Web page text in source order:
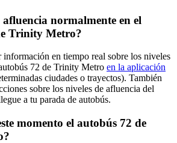
normalmente en el
Trinity Metro?
información en tiempo real sobre los niveles
72 de Trinity Metro en la aplicación
ciudades o trayectos). También
sobre los niveles de afluencia del
a tu parada de autobús.
momento el autobús 72 de